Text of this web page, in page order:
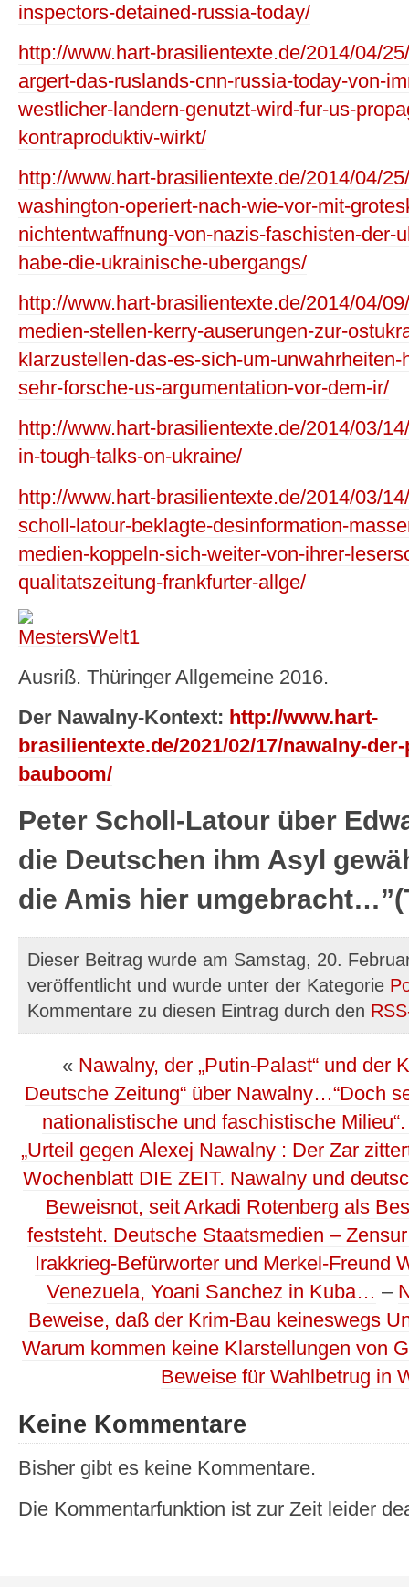
inspectors-detained-russia-today/
http://www.hart-brasilientexte.de/2014/04/
argert-das-ruslands-cnn-russia-today-von-
westlicher-landern-genutzt-wird-fur-us-
kontraproduktiv-wirkt/
http://www.hart-brasilientexte.de/2014/04/
washington-operiert-nach-wie-vor-mit-
nichtentwaffnung-von-nazis-faschisten-der-
habe-die-ukrainische-ubergangs/
http://www.hart-brasilientexte.de/2014/04/
medien-stellen-kerry-auserungen-zur-
klarzustellen-das-es-sich-um-
sehr-forsche-us-argumentation-vor-dem-ir/
http://www.hart-brasilientexte.de/2014/03/
in-tough-talks-on-ukraine/
http://www.hart-brasilientexte.de/2014/03/
scholl-latour-beklagte-desinformation-
medien-koppeln-sich-weiter-von-ihrer-
qualitatszeitung-frankfurter-allge/
Ausriß. Thüringer Allgemeine 2016.
Der Nawalny-Kontext: http://www.hart-
brasilientexte.de/2021/02/17/nawalny-
bauboom/
Peter Scholl-Latour über
die Deutschen ihm Asyl
die Amis hier
Dieser Beitrag wurde am Samstag, 20.
veröffentlicht und wurde unter der Kategorie
Kommentare zu diesen Eintrag durch den
« Nawalny, der „Putin-Palast“ und der
Deutsche Zeitung“ über Nawalny…“Doch
nationalistische und faschistische
„Urteil gegen Alexej Nawalny : Der Zar
Wochenblatt DIE ZEIT. Nawalny und
Beweisnot, seit Arkadi Rotenberg als
feststeht. Deutsche Staatsmedien –
Irakkrieg-Befürworter und Merkel-Freund
Venezuela, Yoani Sanchez in Kuba… –
Beweise, daß der Krim-Bau keineswegs
Warum kommen keine Klarstellungen von
Beweise für Wahlbetrug in
Keine Kommentare
Bisher gibt es keine Kommentare.
Die Kommentarfunktion ist zur Zeit leider